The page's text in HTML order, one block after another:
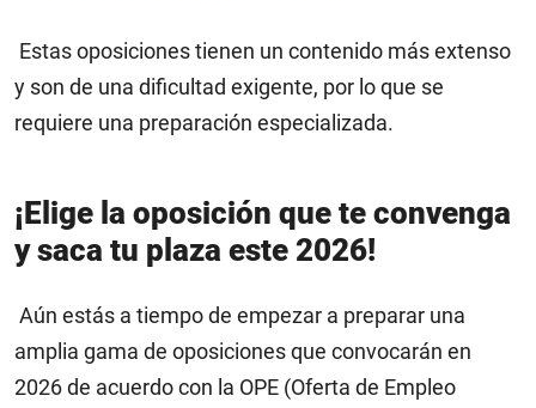
Estas oposiciones tienen un contenido más extenso
y son de una dificultad exigente, por lo que se
requiere una preparación especializada.
¡Elige la oposición que te convenga
y saca tu plaza este 2026!
Aún estás a tiempo de empezar a preparar una
amplia gama de oposiciones que convocarán en
2026 de acuerdo con la OPE (Oferta de Empleo